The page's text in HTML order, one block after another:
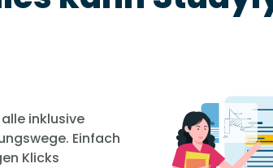
inklusive
Einfach
Klicks